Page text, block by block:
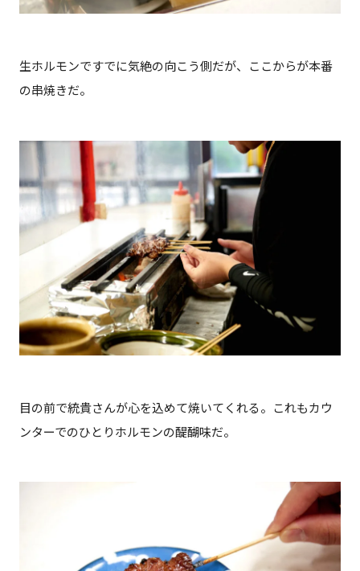
生ホルモンですでに気絶の向こう側だが、ここからが本番
の串焼きだ。
目の前で統貴さんが心を込めて焼いてくれる。これもカウ
ンターでのひとりホルモンの醍醐味だ。